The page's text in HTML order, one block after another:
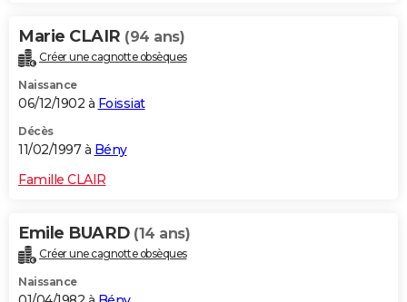
Marie CLAIR (94 ans)
Créer une cagnotte obsèques
Naissance
06/12/1902 à Foissiat
Décès
11/02/1997 à Bény
Famille CLAIR
Emile BUARD (14 ans)
Créer une cagnotte obsèques
Naissance